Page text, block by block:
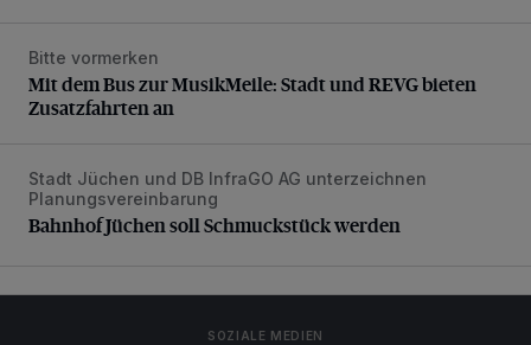
Mit dem Bus zur MusikMeile: Stadt und REVG bieten
Bitte vormerken
Mit dem Bus zur MusikMeile: Stadt und REVG bieten
Zusatzfahrten an
Bahnhof Jüchen soll Schmuckstück werden
Stadt Jüchen und DB InfraGO AG unterzeichnen
Planungsvereinbarung
Bahnhof Jüchen soll Schmuckstück werden
SOZIALE MEDIEN